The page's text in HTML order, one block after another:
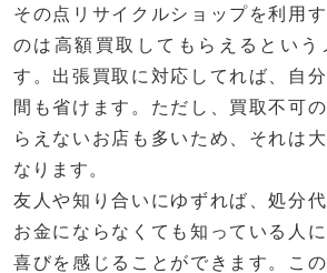
その点リサイクルショップを利用
のは高額買取してもらえるという
す。出張買取に対応してれば、自
間も省けます。ただし、買取不可
らえないお店も多いため、それは
なります。
友人や知り合いにゆずれば、処分
お金にならなくても知っている人
喜びを感じることができます。こ